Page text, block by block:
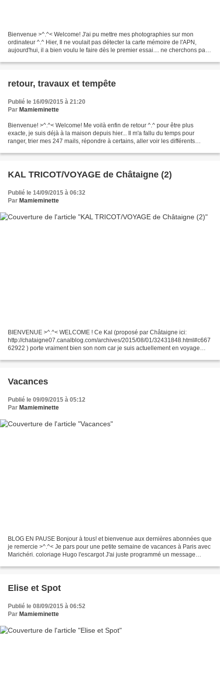
Bienvenue >^.^< Welcome! J'ai pu mettre mes photographies sur mon
ordinateur ^.^ Hier, Il ne voulait pas détecter la carte mémoire de l'APN,
aujourd'hui, il a bien voulu le faire dès le premier essai.... ne cherchons pas
retour, travaux et tempête
Publié le 16/09/2015 à 21:20
Par Mamieminette
Bienvenue! >^.^< Welcome! Me voilà enfin de retour ^.^ pour être plus
exacte, je suis déjà à la maison depuis hier... Il m'a fallu du temps pour
ranger, trier mes 247 mails, répondre à certains, aller voir les différents
KAL TRICOT/VOYAGE de Châtaigne (2)
Publié le 14/09/2015 à 06:32
Par Mamieminette
BIENVENUE >^.^< WELCOME ! Ce Kal (proposé par Châtaigne ici:
http://chataigne07.canalblog.com/archives/2015/08/01/32431848.html#c667
62922 ) porte vraiment bien son nom car je suis actuellement en voyage
Vacances
Publié le 09/09/2015 à 05:12
Par Mamieminette
BLOG EN PAUSE Bonjour à tous! et bienvenue aux dernières abonnées que
je remercie >^.^< Je pars pour une petite semaine de vacances à Paris avec
Marichéri. coloriage Hugo l'escargot J'ai juste programmé un message
Elise et Spot
Publié le 08/09/2015 à 06:52
Par Mamieminette